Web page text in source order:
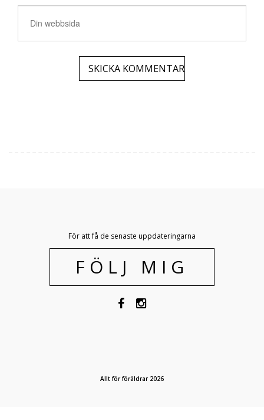
För att få de senaste uppdateringarna
FÖLJ MIG
Allt för föräldrar 2026